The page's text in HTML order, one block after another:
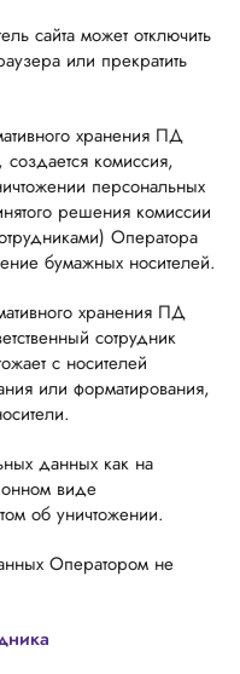
сайта может отключить
или прекратить
хранения ПД
комиссия,
персональных
решения комиссии
Оператора
бумажных носителей.
хранения ПД
сотрудник
с носителей
или форматирования,
данных как на
виде
об уничтожении.
Оператором не